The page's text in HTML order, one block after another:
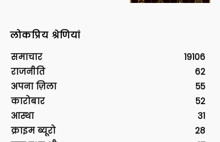
लोकप्रिय श्रेणियां
समाचार
19106
राजनीति
62
अपना ज़िला
55
कारोबार
52
आस्था
31
क्राइम ब्यूरो
28